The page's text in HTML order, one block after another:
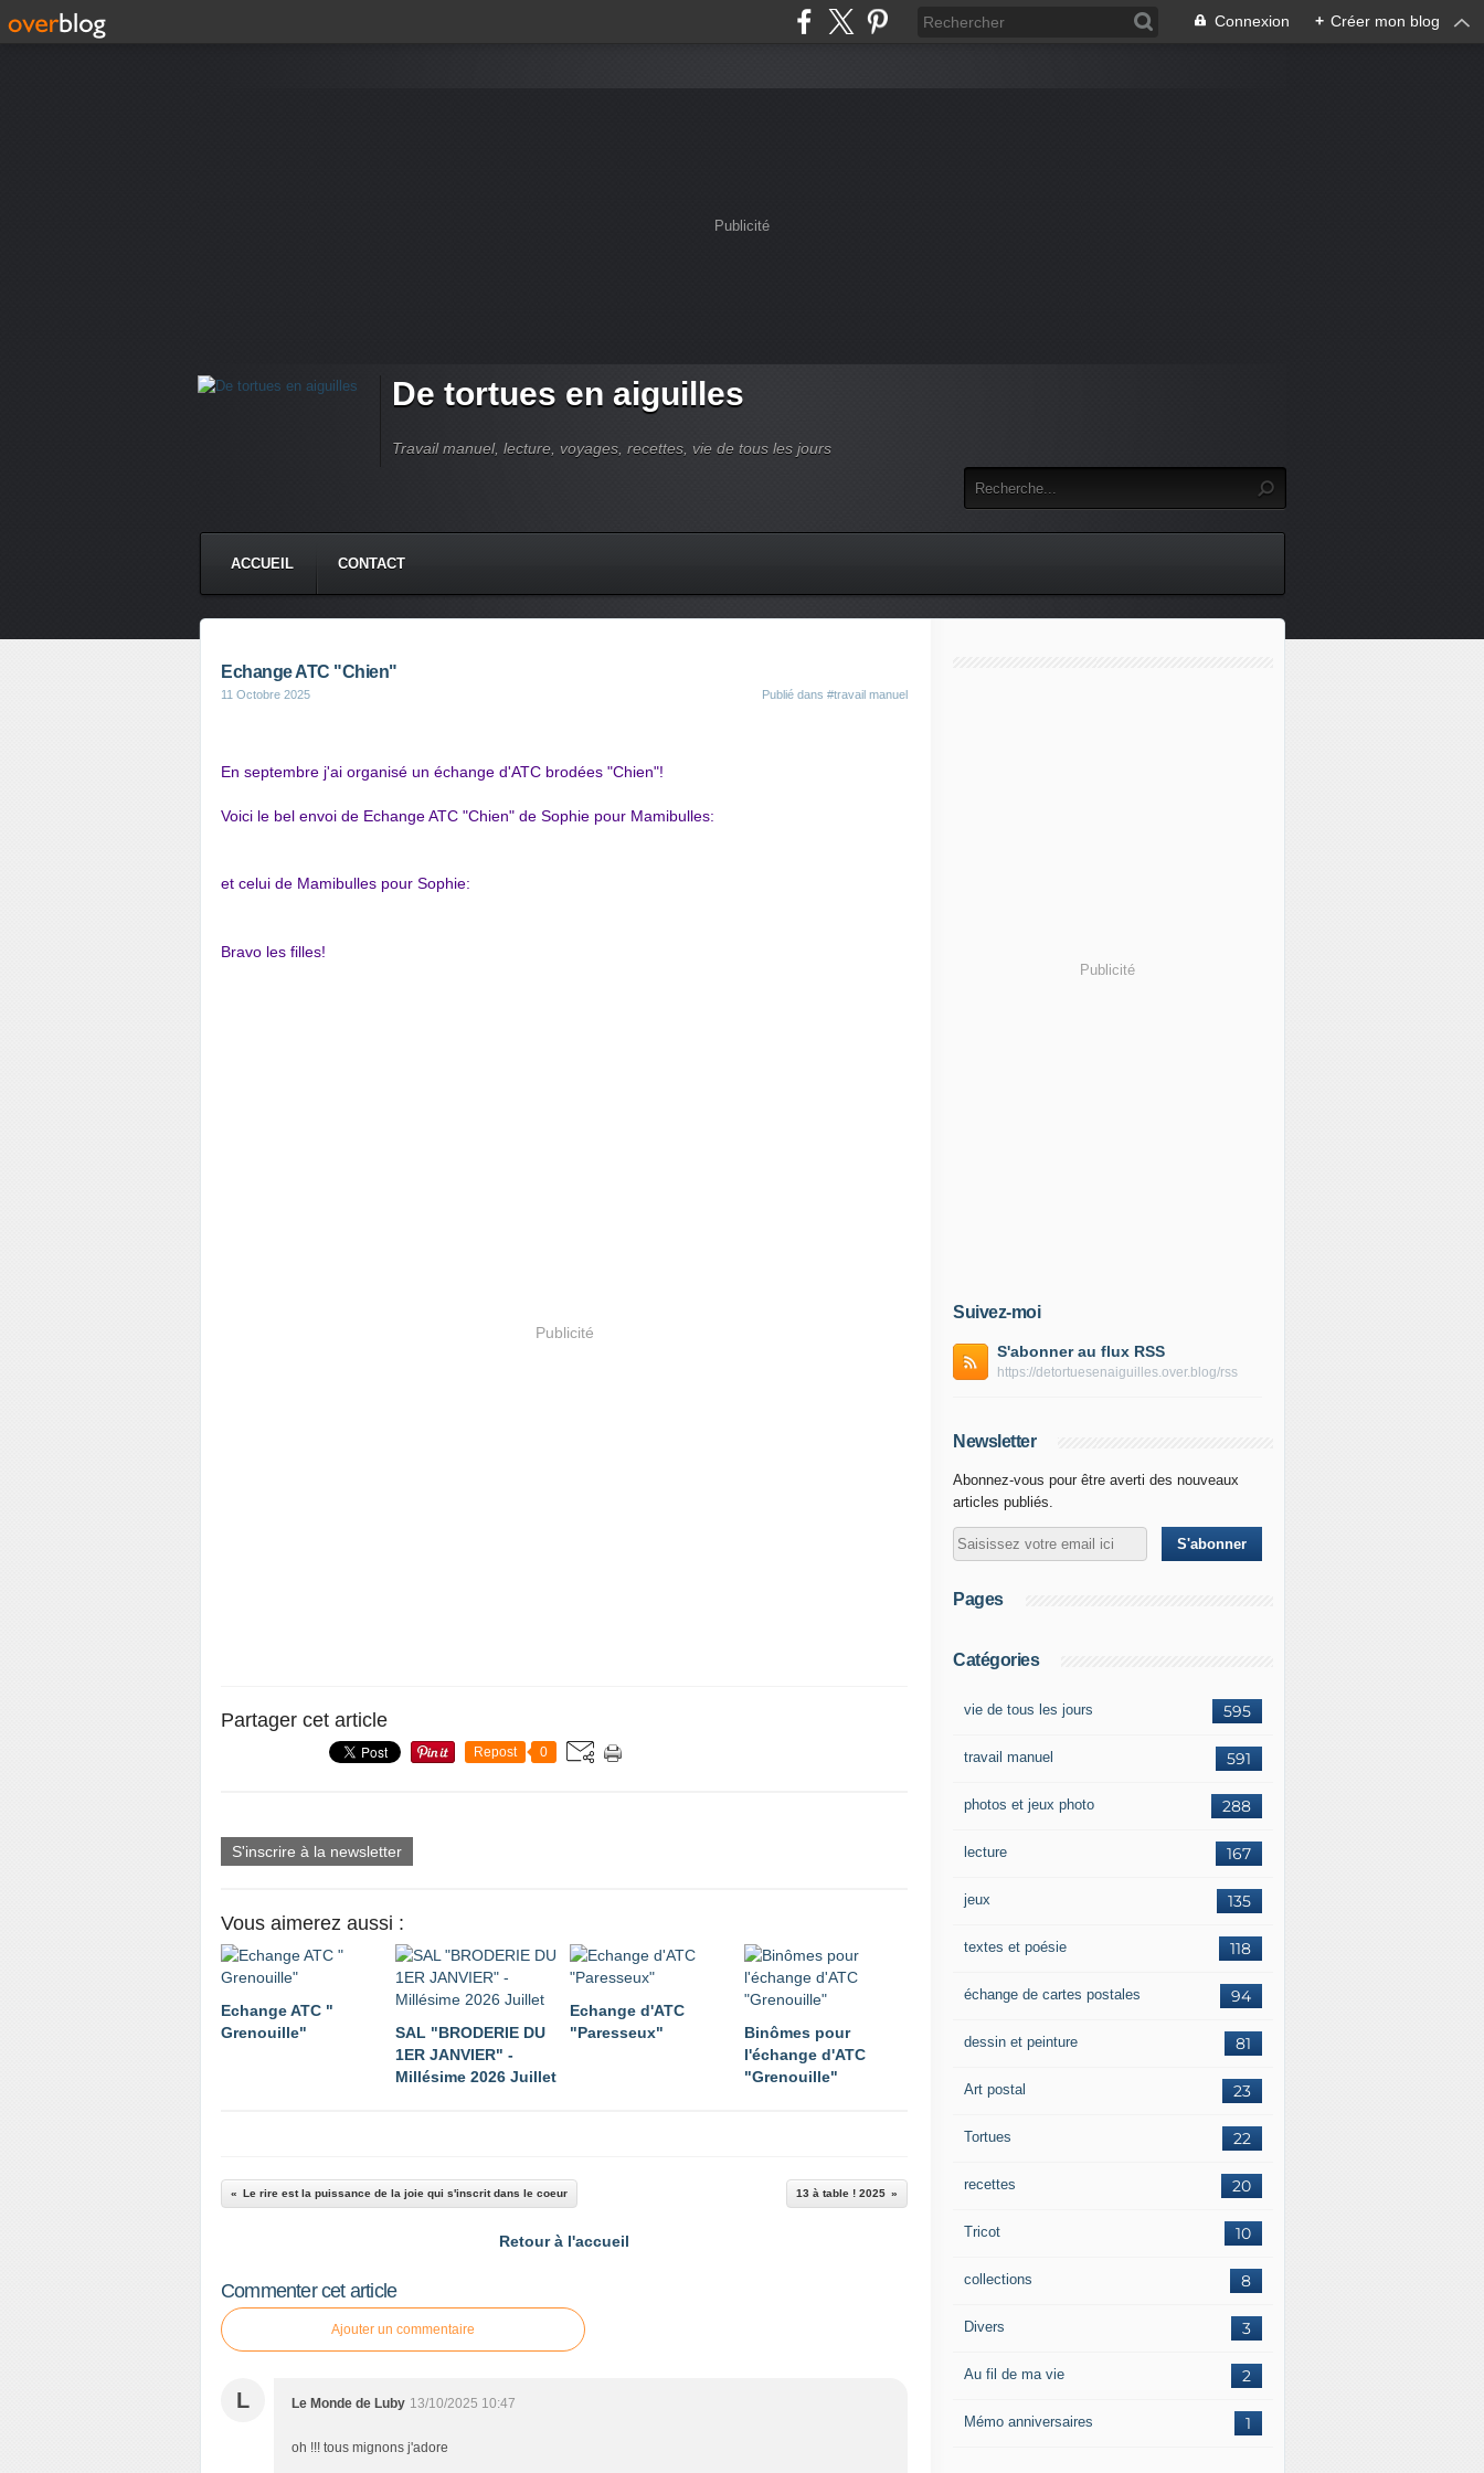
Connexion + Créer mon blog
Publicité
De tortues en aiguilles
Travail manuel, lecture, voyages, recettes, vie de tous les jours
ACCUEIL CONTACT
Echange ATC "Chien"
11 Octobre 2025 Publié dans #travail manuel
En septembre j'ai organisé un échange d'ATC brodées "Chien"!
Voici le bel envoi de Echange ATC "Chien" de Sophie pour Mamibulles:
et celui de Mamibulles pour Sophie:
Bravo les filles!
Publicité
Partager cet article
Repost 0
S'inscrire à la newsletter
Vous aimerez aussi :
Echange ATC "
Grenouille"
SAL "BRODERIE DU
1ER JANVIER" -
Millésime 2026 Juillet
Echange d'ATC
"Paresseux"
Binômes pour
l'échange d'ATC
"Grenouille"
Le rire est la puissance de la joie qui s'inscrit dans le coeur 13 à table ! 2025
Retour à l'accueil
Commenter cet article
Ajouter un commentaire
L Le Monde de Luby 13/10/2025 10:47
oh !!! tous mignons j'adore
Publicité
Suivez-moi
S'abonner au flux RSS
https://detortuesenaiguilles.over.blog/rss
Newsletter
Abonnez-vous pour être averti des nouveaux
articles publiés.
Pages
Catégories
595
vie de tous les jours
591
travail manuel
288
photos et jeux photo
167
lecture
135
jeux
118
textes et poésie
94
échange de cartes postales
81
dessin et peinture
23
Art postal
22
Tortues
20
recettes
10
Tricot
8
collections
3
Divers
2
Au fil de ma vie
1
Mémo anniversaires